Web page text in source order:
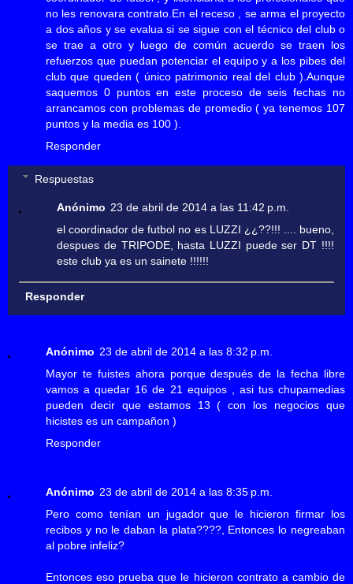
no les renovara contrato.En el receso , se arma el proyecto
a dos años y se evalua si se sigue con el técnico del club o
se trae a otro y luego de común acuerdo se traen los
refuerzos que puedan potenciar el equipo y a los pibes del
club que queden ( único patrimonio real del club ).Aunque
saquemos 0 puntos en este proceso de seis fechas no
arrancamos con problemas de promedio ( ya tenemos 107
puntos y la media es 100 ).
Responder
Respuestas
Anónimo 23 de abril de 2014 a las 11:42 p.m.
el coordinador de futbol no es LUZZI ¿¿??!!! .... bueno,
despues de TRIPODE, hasta LUZZI puede ser DT !!!!
este club ya es un sainete !!!!!!
Responder
Anónimo 23 de abril de 2014 a las 8:32 p.m.
Mayor te fuistes ahora porque después de la fecha libre
vamos a quedar 16 de 21 equipos , asi tus chupamedias
pueden decir que estamos 13 ( con los negocios que
hicistes es un campañon )
Responder
Anónimo 23 de abril de 2014 a las 8:35 p.m.
Pero como tenían un jugador que le hicieron firmar los
recibos y no le daban la plata????, Entonces lo negreaban
al pobre infeliz?
Entonces eso prueba que le hicieron contrato a cambio de